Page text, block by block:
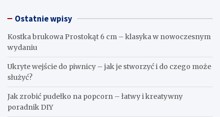
Ostatnie wpisy
Kostka brukowa Prostokąt 6 cm – klasyka w nowoczesnym
wydaniu
Ukryte wejście do piwnicy – jak je stworzyć i do czego może
służyć?
Jak zrobić pudełko na popcorn – łatwy i kreatywny
poradnik DIY